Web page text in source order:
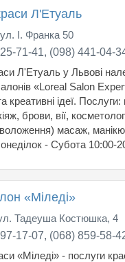
Л'Етуаль
І. Франка 50
71-41, (098) 441-04-
Л'Етуаль у Львові
«Loreal Salon
креативні ідеї.
брови, вії,
масаж,
- Субота 10:00-
«Міледі»
Тадеуша Костюшка, 4
17-07, (068) 859-58-
«Міледі» - послуги